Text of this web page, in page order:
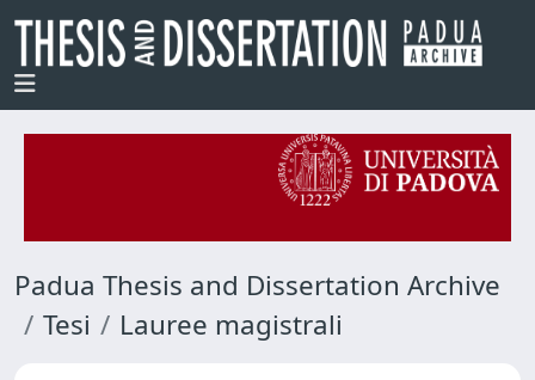
Padua Thesis and Dissertation Archive
Tesi
Lauree magistrali